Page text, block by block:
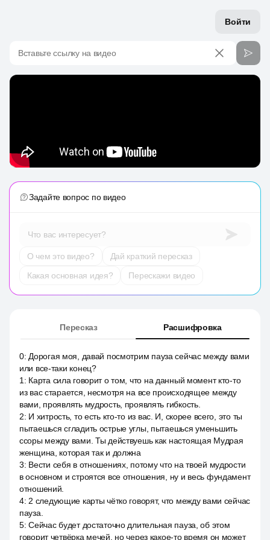
Войти
Вставьте ссылку на видео
Задайте вопрос по видео
Что вас интересует?
О чем это видео?
Дай краткий пересказ
Какая основная идея?
Перескажи видео
Пересказ Расшифровка
0: Дорогая моя, давай посмотрим пауза сейчас между вами
или все-таки конец?
1 : Карта сила говорит о том, что на данный момент кто-то
из вас старается, несмотря на все происходящее между
вами, проявлять мудрость, проявлять гибкость.
2: И хитрость, то есть кто-то из вас. И, скорее всего, это ты
пытаешься сгладить острые углы, пытаешься уменьшить
ссоры между вами. Ты действуешь как настоящая Мудрая
женщина, которая так и должна
3: Вести себя в отношениях, потому что на твоей мудрости
в основном и строятся все отношения, ну и весь фундамент
отношений.
4: 2 следующие карты чётко говорят, что между вами сейчас
пауза.
5:Сейчас будет достаточно длительная пауза, об этом
говорит четвёрка мечей, но через какое-то время он может